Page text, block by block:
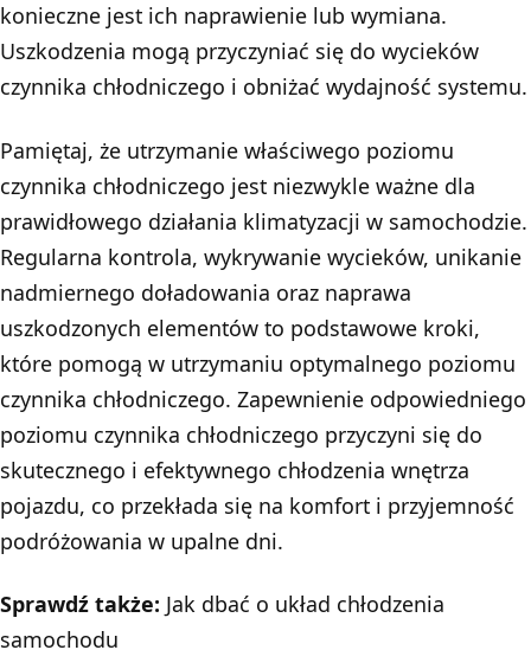
konieczne jest ich naprawienie lub wymiana.
Uszkodzenia mogą przyczyniać się do wycieków
czynnika chłodniczego i obniżać wydajność systemu.
Pamiętaj, że utrzymanie właściwego poziomu
czynnika chłodniczego jest niezwykle ważne dla
prawidłowego działania klimatyzacji w samochodzie.
Regularna kontrola, wykrywanie wycieków, unikanie
nadmiernego doładowania oraz naprawa
uszkodzonych elementów to podstawowe kroki,
które pomogą w utrzymaniu optymalnego poziomu
czynnika chłodniczego. Zapewnienie odpowiedniego
poziomu czynnika chłodniczego przyczyni się do
skutecznego i efektywnego chłodzenia wnętrza
pojazdu, co przekłada się na komfort i przyjemność
podróżowania w upalne dni.
Sprawdź także: Jak dbać o układ chłodzenia
samochodu